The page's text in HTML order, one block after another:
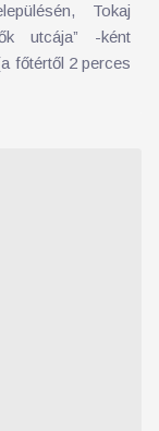
Tokaj
utcája” -ként
főtértől 2 perces